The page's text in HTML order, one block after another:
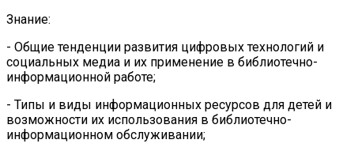
Знание:
- Общие тенденции развития цифровых технологий и
социальных медиа и их применение в библиотечно-
информационной работе;
- Типы и виды информационных ресурсов для детей и
возможности их использования в библиотечно-
информационном обслуживании;